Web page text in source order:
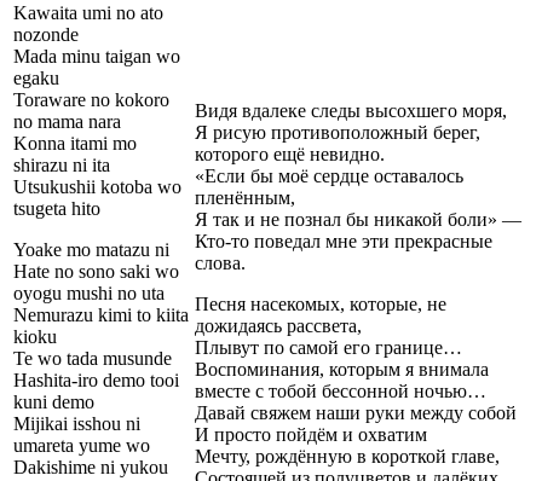
Kawaita umi no ato
nozonde
Mada minu taigan wo
egaku
Toraware no kokoro
no mama nara
Konna itami mo
shirazu ni ita
Utsukushii kotoba wo
tsugeta hito
Yoake mo matazu ni
Hate no sono saki wo
oyogu mushi no uta
Nemurazu kimi to kiita
kioku
Te wo tada musunde
Hashita-iro demo tooi
kuni demo
Mijikai isshou ni
umareta yume wo
Dakishime ni yukou
Видя вдалеке следы высохшего моря,
Я рисую противоположный берег,
которого ещё невидно.
«Если бы моё сердце оставалось
пленённым,
Я так и не познал бы никакой боли» —
Кто-то поведал мне эти прекрасные
слова.
Песня насекомых, которые, не
дожидаясь рассвета,
Плывут по самой его границе…
Воспоминания, которым я внимала
вместе с тобой бессонной ночью…
Давай свяжем наши руки между собой
И просто пойдём и охватим
Мечту, рождённую в короткой главе,